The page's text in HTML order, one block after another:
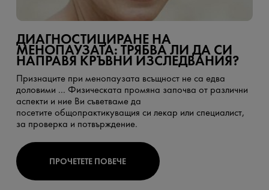
ДИАГНОСТИЦИРАНЕ НА
МЕНОПАУЗАТА: ТРЯБВА ЛИ ДА СИ
НАПРАВЯ КРЪВНИ ИЗСЛЕДВАНИЯ?
Признаците при менопаузата всъщност не са едва
доловими ... Физическата промяна започва от различни
аспекти и ние Ви съветваме да
посетите общопрактикуващия си лекар или специалист,
за проверка и потвърждение.
ПРОЧЕТЕТЕ ПОВЕЧЕ